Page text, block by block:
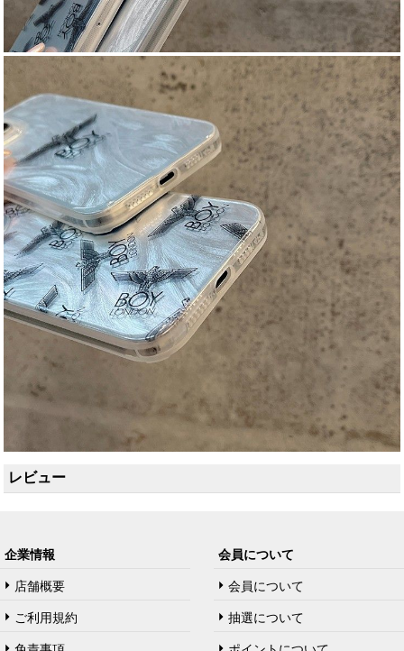
レビュー
企業情報
店舗概要
ご利用規約
会員について
会員について
抽選について